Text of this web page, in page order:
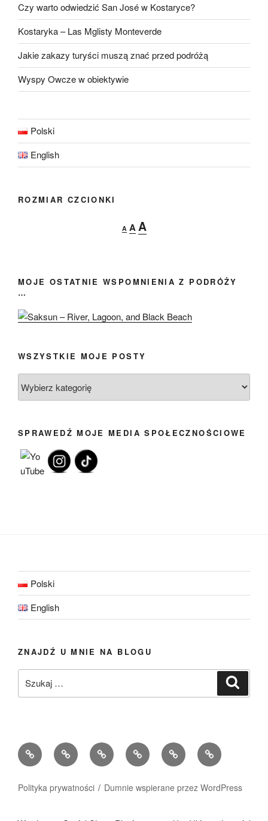
Czy warto odwiedzić San José w Kostaryce?
Kostaryka – Las Mglisty Monteverde
Jakie zakazy turyści muszą znać przed podróżą
Wyspy Owcze w obiektywie
Polski
English
ROZMIAR CZCIONKI
A
Decrease
font
A Reset
font
AIncrease
MOJE OSTATNIE WSPOMNIENIA Z PODRÓŻY
…
WSZYSTKIE MOJE POSTY
moje
SPRAWEDŹ MOJE MEDIA SPOŁECZNOŚCIOWE
Polski
English
ZNAJDŹ U MNIE NA BLOGU
Strona
główna
O
mnie
Menu
moje
Galeria
zdjęć
Niezbędnik
w
Historie
Moich
Polityka prywatności Dumnie wspierane przez WordPress